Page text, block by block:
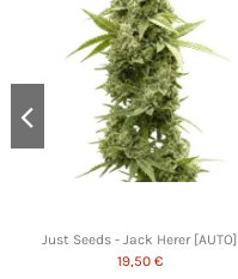
Just Seeds - Jack Herer [AUTO]
19,50 €